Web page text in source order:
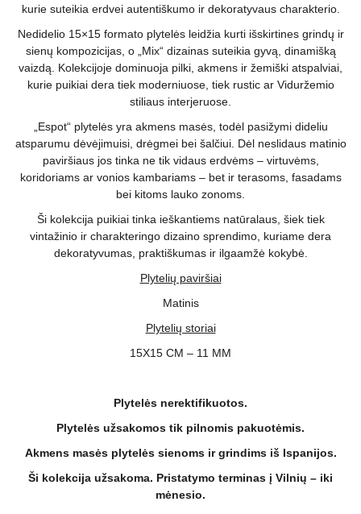
kurie suteikia erdvei autentiškumo ir dekoratyvaus charakterio.
Nedidelio 15×15 formato plytelės leidžia kurti išskirtines grindų ir
sienų kompozicijas, o „Mix“ dizainas suteikia gyvą, dinamišką
vaizdą. Kolekcijoje dominuoja pilki, akmens ir žemiški atspalviai,
kurie puikiai dera tiek moderniuose, tiek rustic ar Viduržemio
stiliaus interjeruose.
„Espot“ plytelės yra akmens masės, todėl pasižymi dideliu
atsparumu dėvėjimuisi, drėgmei bei šalčiui. Dėl neslidaus matinio
paviršiaus jos tinka ne tik vidaus erdvėms – virtuvėms,
koridoriams ar vonios kambariams – bet ir terasoms, fasadams
bei kitoms lauko zonoms.
Ši kolekcija puikiai tinka ieškantiems natūralaus, šiek tiek
vintažinio ir charakteringo dizaino sprendimo, kuriame dera
dekoratyvumas, praktiškumas ir ilgaamžė kokybė.
Plytelių paviršiai
Matinis
Plytelių storiai
15X15 CM – 11 MM
Plytelės nerektifikuotos.
Plytelės užsakomos tik pilnomis pakuotėmis.
Akmens masės plytelės sienoms ir grindims iš Ispanijos.
Ši kolekcija užsakoma. Pristatymo terminas į Vilnių – iki
mėnesio.